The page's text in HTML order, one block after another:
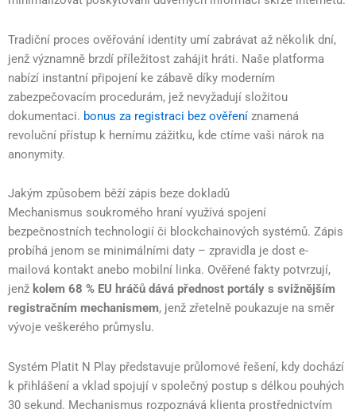
Tradiční proces ověřování identity umí zabrávat až několik dní,
jenž významně brzdí příležitost zahájit hráti. Naše platforma
nabízí instantní připojení ke zábavě díky moderním
zabezpečovacím procedurám, jež nevyžadují složitou
dokumentaci. bonus za registraci bez ověření znamená
revoluční přístup k hernímu zážitku, kde ctíme vaši nárok na
anonymity.
Jakým způsobem běží zápis beze dokladů
Mechanismus soukromého hraní využívá spojení
bezpečnostních technologií či blockchainových systémů. Zápis
probíhá jenom se minimálními daty – zpravidla je dost e-
mailová kontakt anebo mobilní linka. Ověřené fakty potvrzují,
jenž kolem 68 % EU hráčů dává přednost portály s svižnějším
registračním mechanismem, jenž zřetelně poukazuje na směr
vývoje veškerého průmyslu.
Systém Platit N Play představuje průlomové řešení, kdy dochází
k přihlášení a vklad spojují v společný postup s délkou pouhých
30 sekund. Mechanismus rozpoznává klienta prostřednictvím